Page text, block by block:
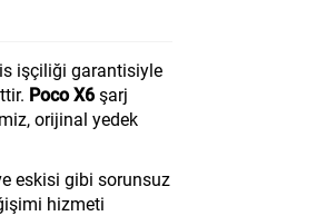
işçiliği garantisiyle
Poco X6 şarj
orijinal yedek
eskisi gibi sorunsuz
hizmeti